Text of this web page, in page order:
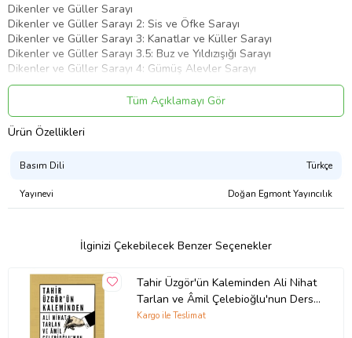
Dikenler ve Güller Sarayı
Dikenler ve Güller Sarayı 2: Sis ve Öfke Sarayı
Dikenler ve Güller Sarayı 3: Kanatlar ve Küller Sarayı
Dikenler ve Güller Sarayı 3.5: Buz ve Yıldızışığı Sarayı
Dikenler ve Güller Sarayı 4: Gümüş Alevler Sarayı
Sarah J. Maas Evreni Semboller 3’lü Dövme
kcm70025670Tüm Açıklamayı Gör
Ürün Özellikleri
Basım Dili Türkçe
Yayınevi Doğan Egmont Yayıncılık
İlginizi Çekebilecek Benzer Seçenekler
Tahir Üzgör'ün Kaleminden Ali Nihat
Tarlan ve Âmil Çelebioğlu'nun Ders
Notları
Kargo ile Teslimat